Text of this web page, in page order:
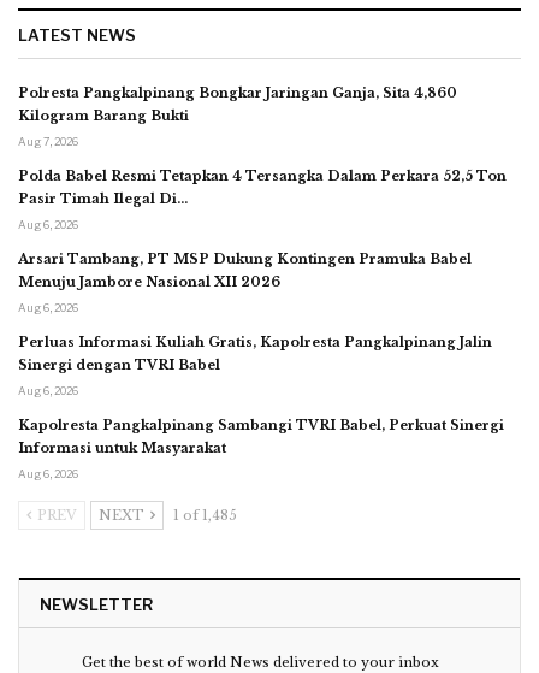
LATEST NEWS
Polresta Pangkalpinang Bongkar Jaringan Ganja, Sita 4,860
Kilogram Barang Bukti
Aug 7, 2026
Polda Babel Resmi Tetapkan 4 Tersangka Dalam Perkara 52,5 Ton
Pasir Timah Ilegal Di…
Aug 6, 2026
Arsari Tambang, PT MSP Dukung Kontingen Pramuka Babel
Menuju Jambore Nasional XII 2026
Aug 6, 2026
Perluas Informasi Kuliah Gratis, Kapolresta Pangkalpinang Jalin
Sinergi dengan TVRI Babel
Aug 6, 2026
Kapolresta Pangkalpinang Sambangi TVRI Babel, Perkuat Sinergi
Informasi untuk Masyarakat
Aug 6, 2026
PREV NEXT 1 of 1,485
NEWSLETTER
Get the best of world News delivered to your inbox